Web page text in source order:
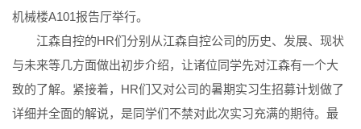
机械楼A101报告厅举行。
江森自控的HR们分别从江森自控公司的历史、发展、现状
与未来等几方面做出初步介绍，让诸位同学先对江森有一个大
致的了解。紧接着，HR们又对公司的暑期实习生招募计划做了
详细并全面的解说，是同学们不禁对此次实习充满的期待。最